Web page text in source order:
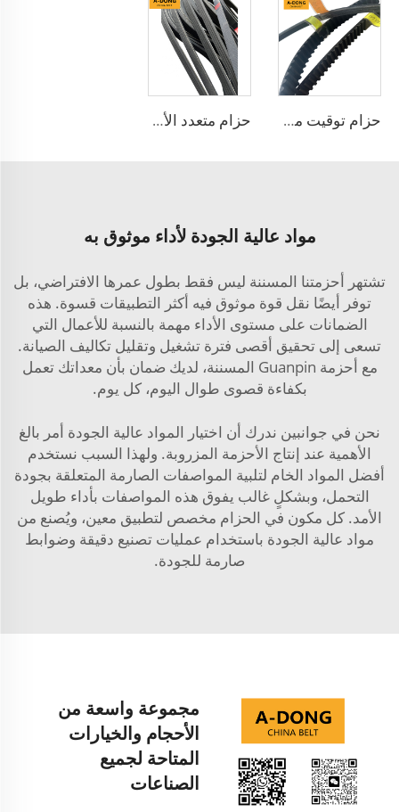
حزام توقيت من مادة CR HNBR للسيارات حزام متعدد الأضلاع لشيفروليه كوبالت 6pk1814 من المُصنّع
مواد عالية الجودة لأداء موثوق به
تشتهر أحزمتنا المسننة ليس فقط بطول عمرها الافتراضي، بل
توفر أيضًا نقل قوة موثوق فيه أكثر التطبيقات قسوة. هذه
الضمانات على مستوى الأداء مهمة بالنسبة للأعمال التي
تسعى إلى تحقيق أقصى فترة تشغيل وتقليل تكاليف الصيانة.
مع أحزمة Guanpin المسننة، لديك ضمان بأن معداتك تعمل
بكفاءة قصوى طوال اليوم، كل يوم.
نحن في جوانبين ندرك أن اختيار المواد عالية الجودة أمر بالغ
الأهمية عند إنتاج الأحزمة المزروبة. ولهذا السبب نستخدم
أفضل المواد الخام لتلبية المواصفات الصارمة المتعلقة بجودة
التحمل، وبشكلٍ غالب يفوق هذه المواصفات بأداء طويل
الأمد. كل مكون في الحزام مخصص لتطبيق معين، ويُصنع من
مواد عالية الجودة باستخدام عمليات تصنيع دقيقة وضوابط
صارمة للجودة.
مجموعة واسعة من
الأحجام والخيارات
المتاحة لجميع
الصناعات